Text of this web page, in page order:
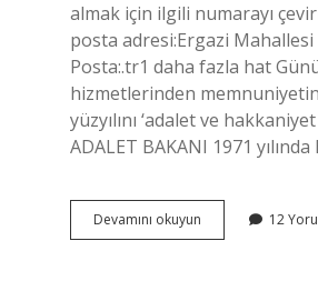
almak için ilgili numarayı
posta adresi:Ergazi
Posta:.tr1 daha fazla hat
hizmetlerinden
yüzyılını ‘adalet ve
ADALET BAKANI 1971 yılında
Devamını okuyun
Bakanı
12